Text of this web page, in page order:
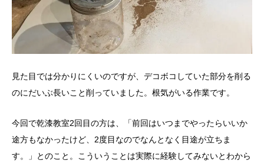
見た目では分かりにくいのですが、デコボコしていた部分を削る
のにだいぶ長いこと削っていました。根気がいる作業です。
今回で乾漆教室2回目の方は、「前回はいつまでやったらいいか
途方もなかったけど、2度目なのでなんとなく目途が立ちま
す。」とのこと。こういうことは実際に経験してみないとわから